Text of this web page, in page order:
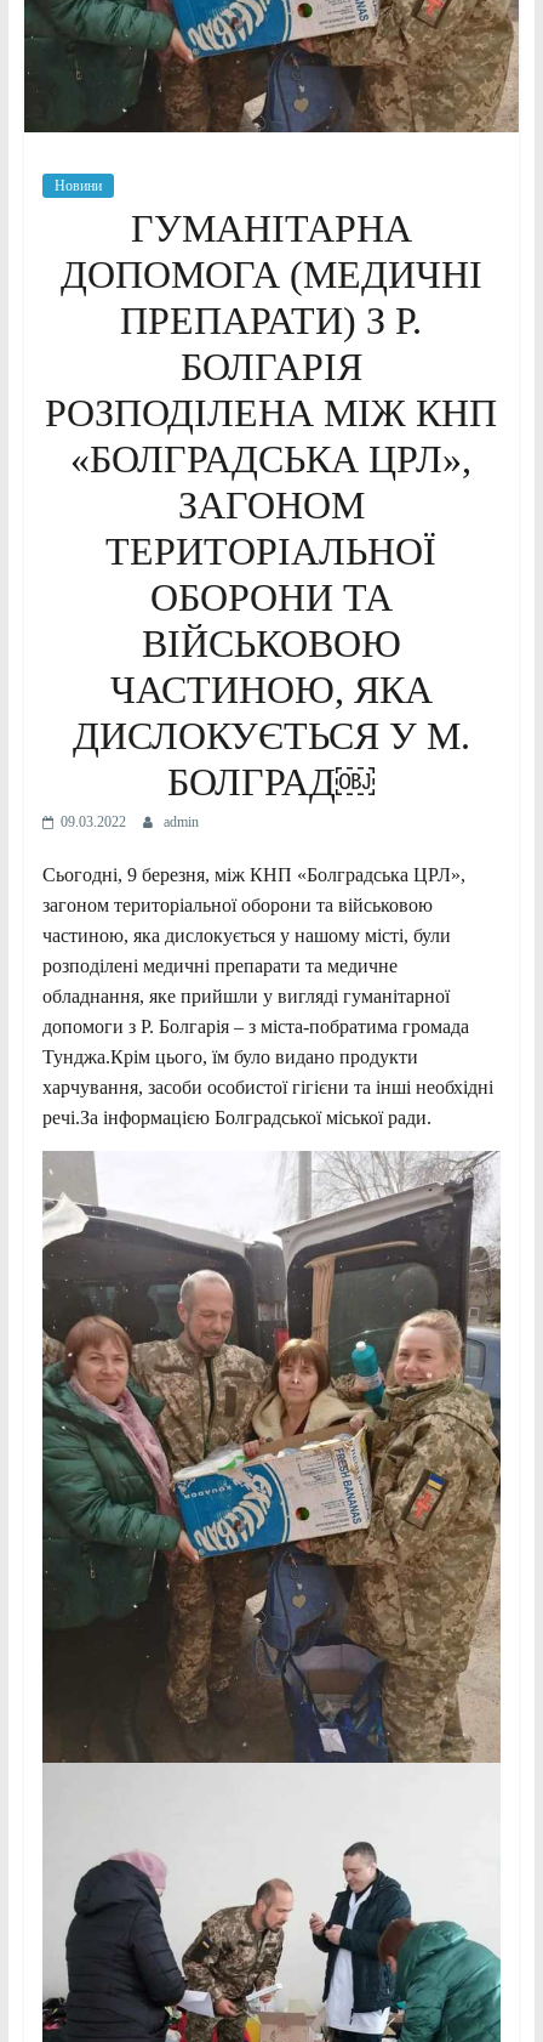
Новини
ГУМАНІТАРНА
ДОПОМОГА (МЕДИЧНІ
ПРЕПАРАТИ) З Р.
БОЛГАРІЯ
РОЗПОДІЛЕНА МІЖ КНП
«БОЛГРАДСЬКА ЦРЛ»,
ЗАГОНОМ
ТЕРИТОРІАЛЬНОЇ
ОБОРОНИ ТА
ВІЙСЬКОВОЮ
ЧАСТИНОЮ, ЯКА
ДИСЛОКУЄТЬСЯ У М.
БОЛГРАД￼
09.03.2022 admin
Сьогодні, 9 березня, між КНП «Болградська ЦРЛ»,
загоном територіальної оборони та військовою
частиною, яка дислокується у нашому місті, були
розподілені медичні препарати та медичне
обладнання, яке прийшли у вигляді гуманітарної
допомоги з Р. Болгарія – з міста-побратима громада
Тунджа.Крім цього, їм було видано продукти
харчування, засоби особистої гігієни та інші необхідні
речі.За інформацією Болградської міської ради.